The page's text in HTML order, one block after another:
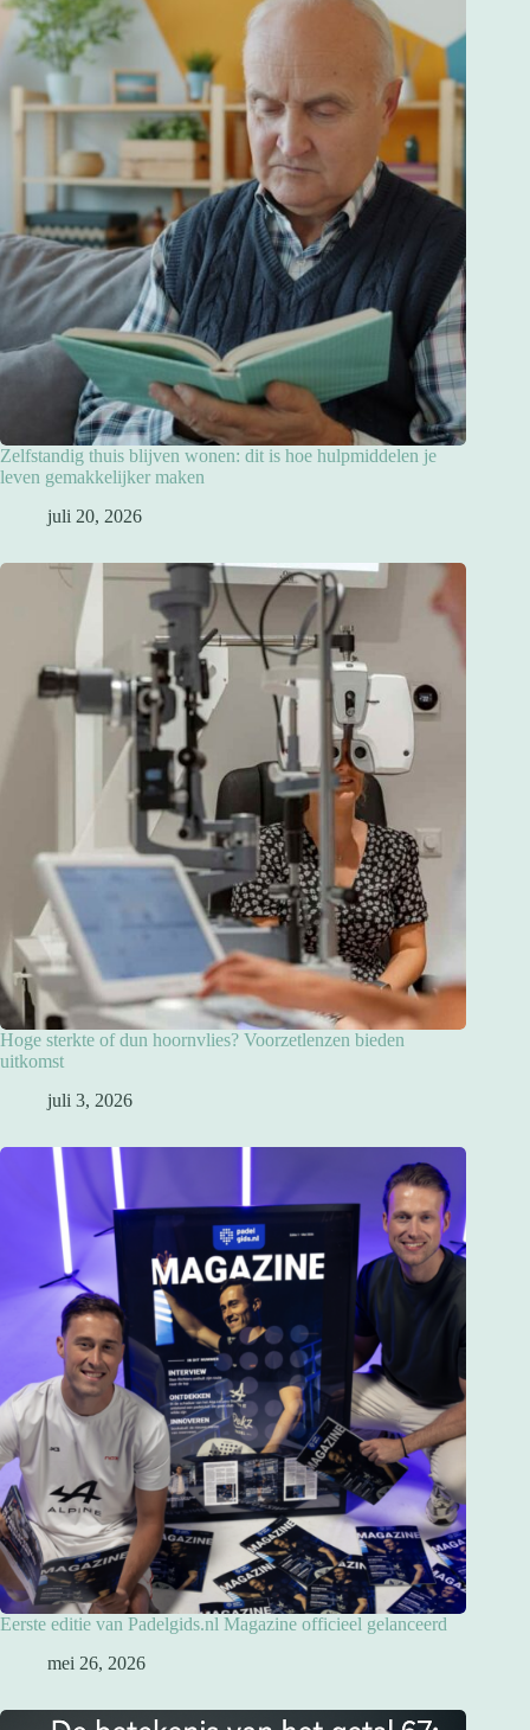
Zelfstandig thuis blijven wonen: dit is hoe hulpmiddelen je
leven gemakkelijker maken
juli 20, 2026
Hoge sterkte of dun hoornvlies? Voorzetlenzen bieden
uitkomst
juli 3, 2026
Eerste editie van Padelgids.nl Magazine officieel gelanceerd
mei 26, 2026